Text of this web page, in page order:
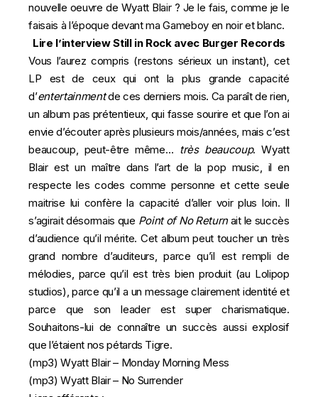
nouvelle oeuvre de Wyatt Blair ? Je le fais, comme je le
faisais à l’époque devantma Gameboy en noir et blanc.
Lire l’interview Still in Rock avec Burger Records
Vous l’aurez compris (restons sérieux un instant), cet
LP est de ceux qui ont la plus grande capacité
d’entertainmentde ces derniers mois. Ca paraît de rien,
un album pas prétentieux, qui fasse sourire et que l’on ai
envie d’écouter après plusieurs mois/années, mais c’est
beaucoup, peut-être même… très beaucoup. Wyatt
Blair est un maître dans l’art de la pop music, il en
respecte les codes comme personne et cette seule
maitrise lui confère la capacité d’aller voir plus loin. Il
s’agirait désormais que Point of No Returnait le succès
d’audience qu’il mérite. Cet album peut toucher un très
grand nombre d’auditeurs, parce qu’il est rempli de
mélodies, parce qu’il est très bien produit (au Lolipop
studios), parce qu’il a un message clairement identité et
parce que son leader est super charismatique.
Souhaitons-lui de connaître un succès aussi explosif
que l’étaient nospétards Tigre.
(mp3)Wyatt Blair – Monday Morning Mess
(mp3)Wyatt Blair – No Surrender